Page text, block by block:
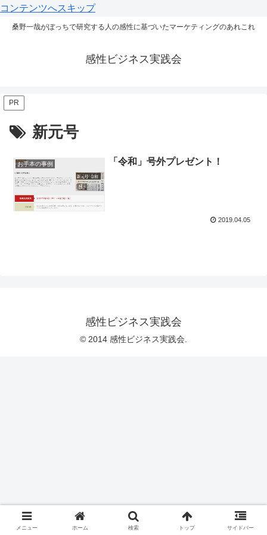
コンテンツへスキップ
桑野一哉がぼっちで研究する人の感性に基づいたマーケティングのあれこれ
感性ビジネス実践会
PR
新元号
お手本の事例 「令和」号外プレゼント！
2019.04.05
感性ビジネス実践会
© 2014 感性ビジネス実践会.
メニュー ホーム 検索 トップ サイドバー